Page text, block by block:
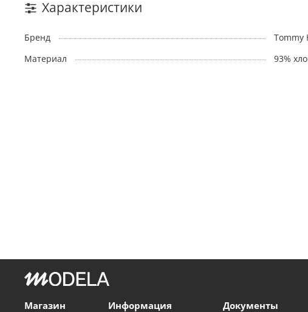
Характеристики
Бренд Tommy
Материал
93%
Магазин Информация Документы